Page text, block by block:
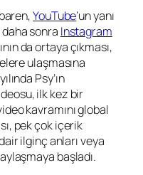
YouTube‘un yanı
sonra Instagram
da ortaya çıkması,
ulaşmasına
Psy’ın
ilk kez bir
kavramını global
pek çok içerik
ilginç anları veya
başladı.